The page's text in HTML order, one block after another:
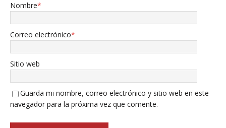
Nombre*
Correo electrónico*
Sitio web
Guarda mi nombre, correo electrónico y sitio web en este
navegador para la próxima vez que comente.